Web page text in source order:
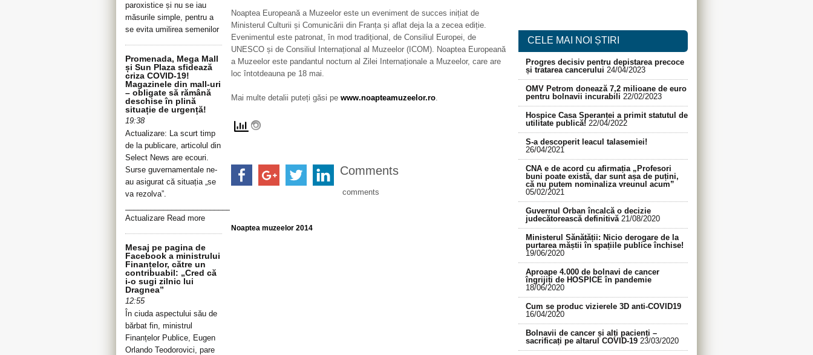
Noaptea Europeană a Muzeelor este un eveniment de succes inițiat de
Ministerul Culturii și Comunicării din Franța și aflat deja la a zecea ediție.
Evenimentul este patronat, în mod tradițional, de Consiliul Europei, de
UNESCO și de Consiliul Internațional al Muzeelor (ICOM). Noaptea Europeană
a Muzeelor este pandantul nocturn al Zilei Internaționale a Muzeelor, care are
loc întotdeauna pe 18 mai.
Mai multe detalii puteți găsi pe www.noapteamuzeelor.ro.
Comments
comments
Noaptea muzeelor 2014
paroxistice și nu se iau
măsurile simple, pentru a
se evita umilirea semenilor
Promenada, Mega Mall
și Sun Plaza sfidează
criza COVID-19!
Magazinele din mall-uri
– obligate să rămână
deschise în plină
situație de urgență!
19:38
Actualizare: La scurt timp
de la publicare, articolul din
Select News are ecouri.
Surse guvernamentale ne-
au asigurat că situația „se
va rezolva”.
Actualizare Read more
Mesaj pe pagina de
Facebook a ministrului
Finanțelor, către un
contribuabil: „Cred că
i-o sugi zilnic lui
Dragnea”
12:55
În ciuda aspectului său de
bărbat fin, ministrul
Finanțelor Publice, Eugen
Orlando Teodorovici, pare
CELE MAI NOI ȘTIRI
Progres decisiv pentru depistarea precoce
și tratarea cancerului 24/04/2023
OMV Petrom donează 7,2 milioane de euro
pentru bolnavii incurabili 22/02/2023
Hospice Casa Speranței a primit statutul de
utilitate publică! 22/04/2022
S-a descoperit leacul talasemiei!
26/04/2021
CNA e de acord cu afirmația „Profesori
buni poate există, dar sunt așa de puțini,
că nu putem nominaliza vreunul acum”
05/02/2021
Guvernul Orban încalcă o decizie
judecătorească definitivă 21/08/2020
Ministerul Sănătății: Nicio derogare de la
purtarea măștii în spațiile publice închise!
19/06/2020
Aproape 4.000 de bolnavi de cancer
îngrijiți de HOSPICE în pandemie
18/06/2020
Cum se produc vizierele 3D anti-COVID19
16/04/2020
Bolnavii de cancer și alți pacienți –
sacrificați pe altarul COVID-19 23/03/2020